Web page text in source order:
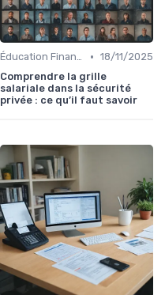
Éducation Financière • 18/11/2025
Comprendre la grille
salariale dans la sécurité
privée : ce qu’il faut savoir